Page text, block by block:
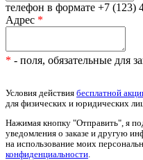
телефон в формате +7 (123)
Адрес *
* - поля, обязательные для
Условия действия бесплатной
для физических и юридических
Нажимая кнопку "Отправить", я
уведомления о заказе и другую
на использование моих
конфиденциальности